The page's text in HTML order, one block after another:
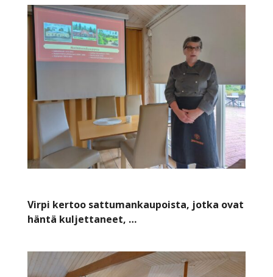
Virpi kertoo sattumankaupoista, jotka ovat
häntä kuljettaneet, …